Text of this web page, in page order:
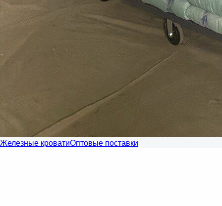
Железные кроватиОптовые поставки